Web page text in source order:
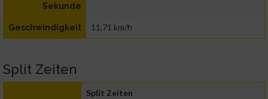
Sekunde
Geschwindigkeit 11,71 km/h
Split Zeiten
Split Zeiten